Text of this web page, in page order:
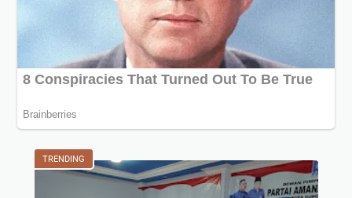
TRENDING